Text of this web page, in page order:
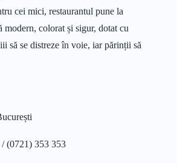
cei mici, restaurantul pune la
modern, colorat și sigur, dotat cu
să se distreze în voie, iar părinții să
(0721) 353 353